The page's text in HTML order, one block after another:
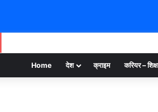
Home देश क्राइम करियर –